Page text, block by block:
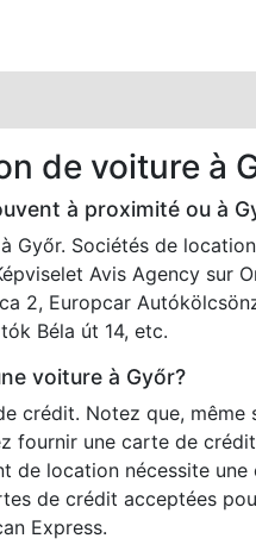
de voiture à
à proximité ou à
Győr. Sociétés de
Avis Agency sur
2, Europcar
Béla út 14, etc.
voiture à Győr?
crédit. Notez que, même
fournir une carte de
de location nécessite
de crédit acceptées
Express.